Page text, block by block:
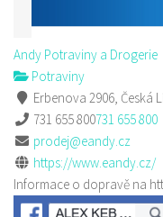
Andy Potraviny a Drogerie
Potraviny
Erbenova 2906, Česká
731 655 800731 655 800
prodej@eandy.cz
https://www.eandy.cz/
Informace o dopravě na